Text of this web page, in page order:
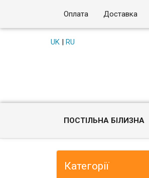
Оплата Доставка
UK| RU
ПОСТІЛЬНА БІЛИЗНА
Категорії